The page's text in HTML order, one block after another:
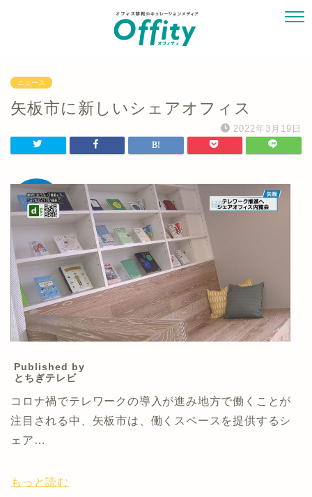
ニュース
矢板市に新しいシェアオフィス
2022年3月19日
Published by
とちぎテレビ
コロナ禍でテレワークの導入が進み地方で働くことが
注目される中、矢板市は、働くスペースを提供するシ
ェア…
もっと読む